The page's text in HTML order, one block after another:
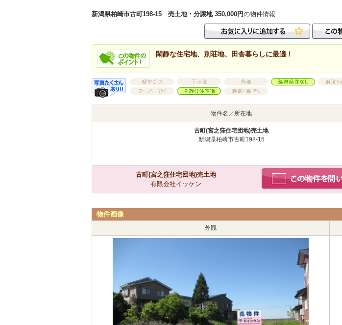
新潟県柏崎市古町198-15 売土地・分譲地 350,000円の物件情報
閑静な住宅地、別荘地、田舎暮らしに最適！
物件名／所在地
古町(宮之窪住宅団地)売土地
新潟県柏崎市古町198-15
古町(宮之窪住宅団地)売土地
有限会社イッケン
物件画像
外観